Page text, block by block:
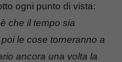
ogni punto di vista:
che il tempo sia
le cose torneranno a
ancora una volta la